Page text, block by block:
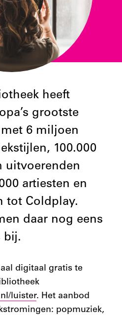
heeft
grootste
6 miljoen
100.000
uitvoerenden
artiesten en
tot Coldplay.
daar nog eens
bij.
digitaal gratis te
luister. Het aanbod
popmuziek,